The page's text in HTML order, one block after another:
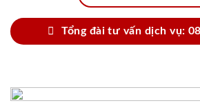
Tổng đài tư vấn dịch vụ: